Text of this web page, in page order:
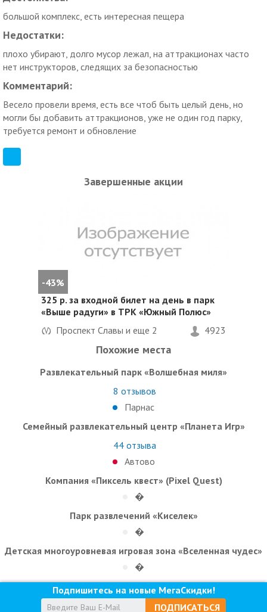
большой комплекс, есть интересная пещера
Недостатки:
плохо убирают, долго мусор лежал, на аттракционах часто
нет инструкторов, следящих за безопасностью
Комментарий:
Весело провели время, есть все чтоб быть целый день, но
могли бы добавить аттракционов, уже не один год парку,
требуется ремонт и обновление
Завершенные акции
-43%
325 р. за входной билет на день в парк
«Выше радуги» в ТРК «Южный Полюс»
Проспект Славы и еще 2 4923
Похожие места
Развлекательный парк «Волшебная миля»
8 отзывов
Парнас
Семейный развлекательный центр «Планета Игр»
44 отзыва
Автово
Компания «Пиксель квест» (Pixel Quest)
�
Парк развлечений «Киселек»
�
Детская многоуровневая игровая зона «Вселенная чудес»
�
Подпишитесь на новые МегаСкидки!
ПОДПИСАТЬСЯ